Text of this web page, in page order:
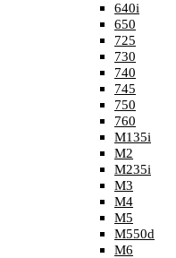
640i
650
725
730
740
745
750
760
M135i
M2
M235i
M3
M4
M5
M550d
M6